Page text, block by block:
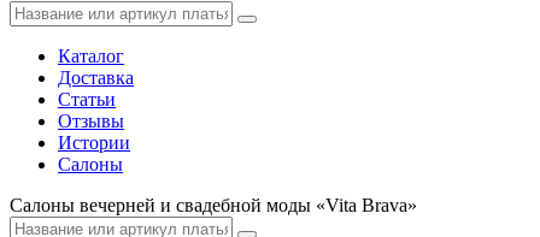
Каталог
Доставка
Статьи
Отзывы
Истории
Салоны
Салоны вечерней и свадебной моды «Vita Brava»